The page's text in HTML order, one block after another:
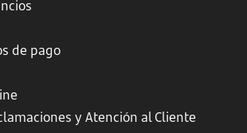
de pago
y Atención al Cliente